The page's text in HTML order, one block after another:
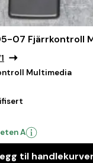
07 Fjärrkontroll
Multimedia
A
til